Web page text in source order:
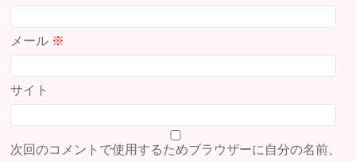
メール ※
サイト
次回のコメントで使用するためブラウザーに自分の名前、